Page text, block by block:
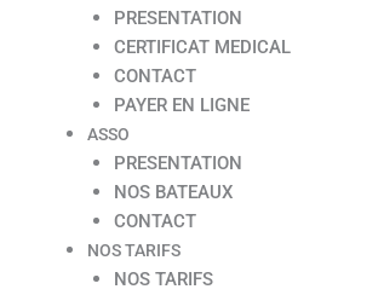
PRESENTATION
CERTIFICAT MEDICAL
CONTACT
PAYER EN LIGNE
ASSO
PRESENTATION
NOS BATEAUX
CONTACT
NOS TARIFS
NOS TARIFS